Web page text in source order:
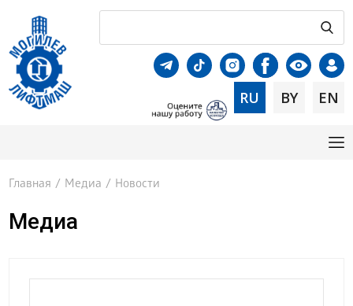
RU BY EN
Главная / Медиа / Новости
Медиа